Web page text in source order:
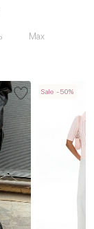
Max
Sale -50%